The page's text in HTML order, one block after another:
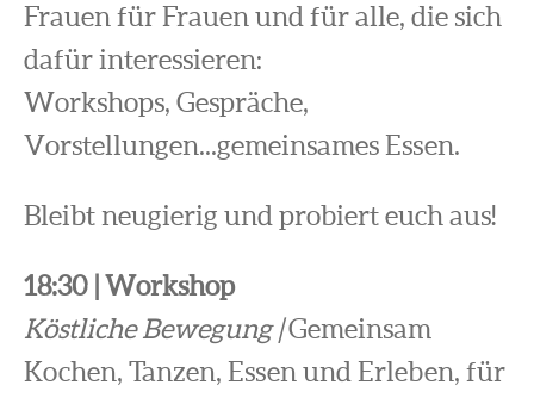
Frauen für Frauen und für alle, die sich
dafür interessieren:
Workshops, Gespräche,
Vorstellungen...gemeinsames Essen.
Bleibt neugierig und probiert euch aus!
18:30 | Workshop
Köstliche Bewegung |Gemeinsam
Kochen, Tanzen, Essen und Erleben, für